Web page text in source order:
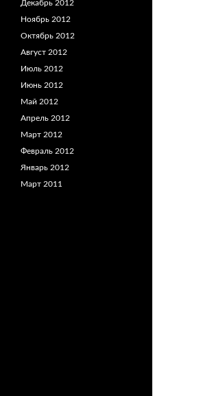
Декабрь 2012
Ноябрь 2012
Октябрь 2012
Август 2012
Июль 2012
Июнь 2012
Май 2012
Апрель 2012
Март 2012
Февраль 2012
Январь 2012
Март 2011